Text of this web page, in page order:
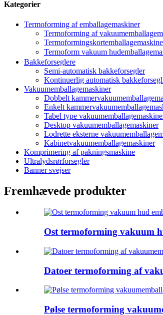
Kategorier
Termoforming af emballagemaskiner
Termoforming af
Termoformingskortemballagemaskine
Termoform vakuum
Bakkeforseglere
Semi-automatisk bakkeforsegler
Kontinuerlig automatisk
Vakuumemballagemaskiner
Dobbelt
Enkelt
Tabel type
Desktop vakuumemballagemaskiner
Lodrette eksterne
Kabinetvakuumemballagemaskiner
Komprimering af pakningsmaskine
Ultralydsrørforsegler
Banner svejser
Fremhævede produkter
Ost termoforming vakuum
Datoer termoforming af
Pølse termoforming